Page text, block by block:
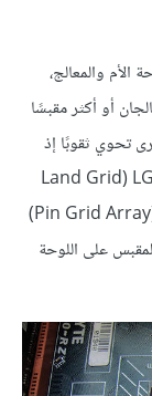
الأم والمعالج،
أو أكثر مقبسًا
تحوي ثقوبًا إذ
الفرق بينهما أنَّ الأولى مخصَّصة لمعالجات من نوع LGA‏ (Land Grid
Array) والثانية مخصَّصة لمعالجات من نوع PGA‏ (Pin Grid Array)
على اللوحة